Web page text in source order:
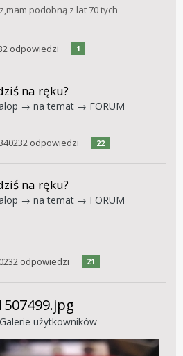
podobną z lat 70 tych
odpowiedzi 1
na ręku?
→ na temat → FORUM
odpowiedzi 22
na ręku?
→ na temat → FORUM
odpowiedzi 21
Galerie użytkowników